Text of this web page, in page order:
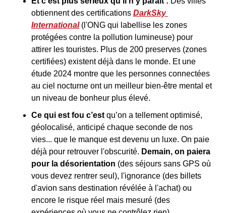
obtiennent des certifications DarkSky
International (l'ONG qui labellise les zones
protégées contre la pollution lumineuse) pour
attirer les touristes. Plus de 200 preserves (zones
certifiées) existent déjà dans le monde. Et une
étude 2024 montre que les personnes connectées
au ciel nocturne ont un meilleur bien-être mental et
un niveau de bonheur plus élevé.
Ce qui est fou c’est qu’on a tellement optimisé,
géolocalisé, anticipé chaque seconde de nos
vies... que le manque est devenu un luxe. On paie
déjà pour retrouver l'obscurité. Demain, on paiera
pour la désorientation (des séjours sans GPS où
vous devez rentrer seul), l'ignorance (des billets
d'avion sans destination révélée à l'achat) ou
encore le risque réel mais mesuré (des